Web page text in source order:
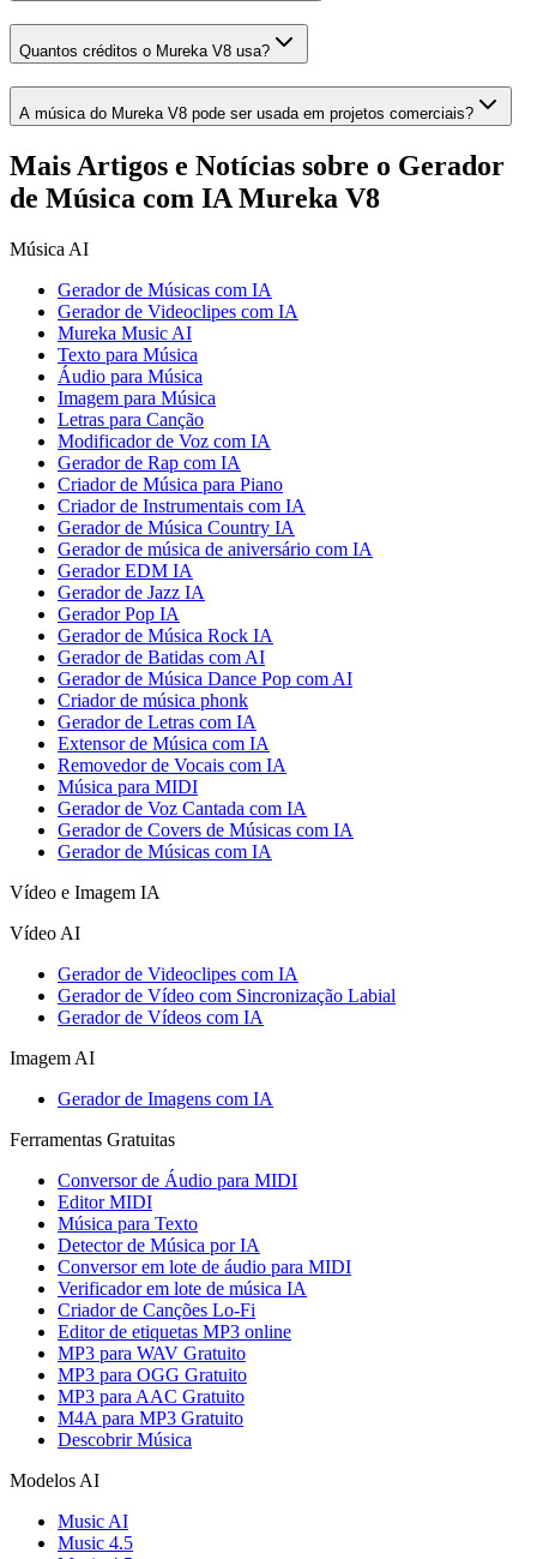
Quantos créditos o Mureka V8 usa?
A música do Mureka V8 pode ser usada em projetos comerciais?
Mais Artigos e Notícias sobre o Gerador
de Música com IA Mureka V8
Música AI
Gerador de Músicas com IA
Gerador de Videoclipes com IA
Mureka Music AI
Texto para Música
Áudio para Música
Imagem para Música
Letras para Canção
Modificador de Voz com IA
Gerador de Rap com IA
Criador de Música para Piano
Criador de Instrumentais com IA
Gerador de Música Country IA
Gerador de música de aniversário com IA
Gerador EDM IA
Gerador de Jazz IA
Gerador Pop IA
Gerador de Música Rock IA
Gerador de Batidas com AI
Gerador de Música Dance Pop com AI
Criador de música phonk
Gerador de Letras com IA
Extensor de Música com IA
Removedor de Vocais com IA
Música para MIDI
Gerador de Voz Cantada com IA
Gerador de Covers de Músicas com IA
Gerador de Músicas com IA
Vídeo e Imagem IA
Vídeo AI
Gerador de Videoclipes com IA
Gerador de Vídeo com Sincronização Labial
Gerador de Vídeos com IA
Imagem AI
Gerador de Imagens com IA
Ferramentas Gratuitas
Conversor de Áudio para MIDI
Editor MIDI
Música para Texto
Detector de Música por IA
Conversor em lote de áudio para MIDI
Verificador em lote de música IA
Criador de Canções Lo-Fi
Editor de etiquetas MP3 online
MP3 para WAV Gratuito
MP3 para OGG Gratuito
MP3 para AAC Gratuito
M4A para MP3 Gratuito
Descobrir Música
Modelos AI
Music AI
Music 4.5